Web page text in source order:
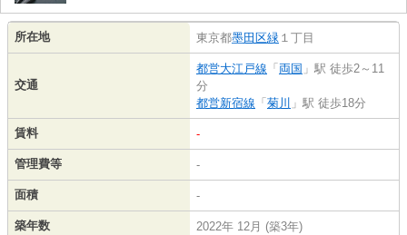
所在地 東京都墨田区緑 １丁目
交通
都営大江戸線 「 両国 」駅 徒歩2～11
分
都営新宿線 「 菊川 」駅 徒歩18分
賃料 -
管理費等 -
面積 -
築年数 2022年 12月 (築3年)